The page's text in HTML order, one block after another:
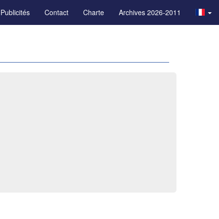
Publicités Contact Charte Archives 2026-2011